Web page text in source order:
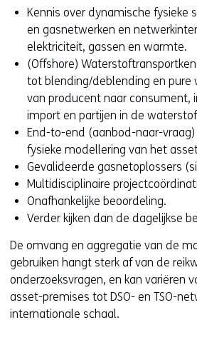
Kennis over dynamische fysieke
en gasnetwerken en
elektriciteit, gassen en warmte.
(Offshore)
tot blending/deblending en pure
van producent naar consument,
import en partijen in de
End-to-end (aanbod-naar-
fysieke modellering van het
Gevalideerde gasnetoplossers
Multidisciplinaire
Onafhankelijke beoordeling.
Verder kijken dan de dagelijkse
De omvang en aggregatie van de
gebruiken hangt sterk af van de
onderzoeksvragen, en kan variëren
asset-premises tot DSO- en TSO-
internationale schaal.